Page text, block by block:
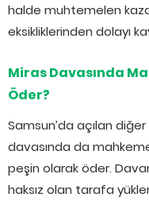
halde muhtemelen
eksikliklerinden dolayı
Miras Davasında
Öder?
Samsun’da açılan
davasında da
peşin olarak öder.
haksız olan tarafa